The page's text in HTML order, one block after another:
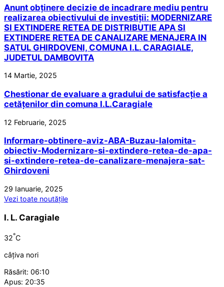
Anunt obținere decizie de incadrare mediu pentru
realizarea obiectivului de investiții: MODERNIZARE
SI EXTINDERE RETEA DE DISTRIBUTIE APA SI
EXTINDERE RETEA DE CANALIZARE MENAJERA IN
SATUL GHIRDOVENI, COMUNA I.L. CARAGIALE,
JUDETUL DAMBOVITA
14 Martie, 2025
Chestionar de evaluare a gradului de satisfacție a
cetățenilor din comuna I.L.Caragiale
12 Februarie, 2025
Informare-obtinere-aviz-ABA-Buzau-Ialomita-
obiectiv-Modernizare-si-extindere-retea-de-apa-
si-extindere-retea-de-canalizare-menajera-sat-
Ghirdoveni
29 Ianuarie, 2025
Vezi toate noutățile
I. L. Caragiale
32°C
câțiva nori
Răsărit: 06:10
Apus: 20:35